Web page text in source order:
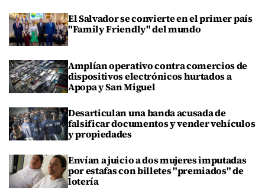
El Salvador se convierte en el primer país
"Family Friendly" del mundo
Amplían operativo contra comercios de
dispositivos electrónicos hurtados a
Apopa y San Miguel
Desarticulan una banda acusada de
falsificar documentos y vender vehículos
y propiedades
Envían a juicio a dos mujeres imputadas
por estafas con billetes "premiados" de
lotería